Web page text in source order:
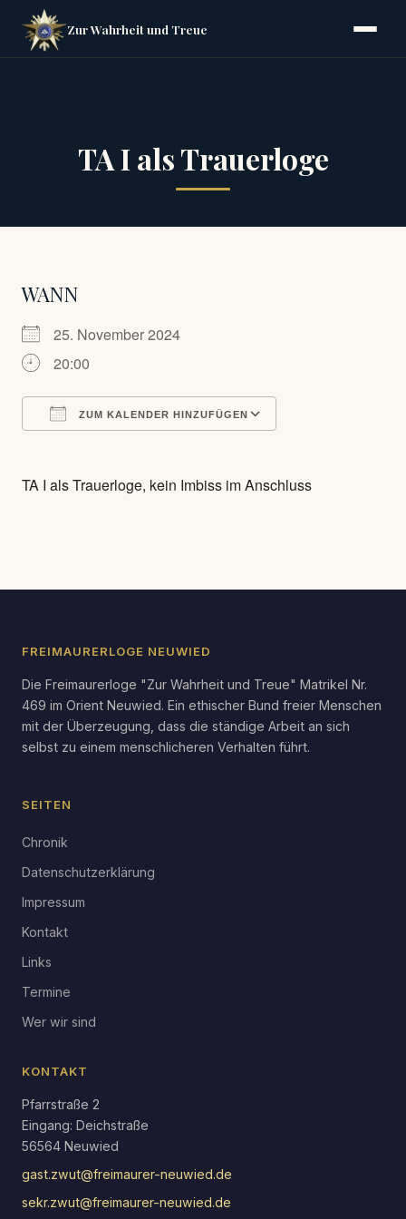
Zur Wahrheit und Treue
TA I als Trauerloge
WANN
25. November 2024
20:00
ZUM KALENDER HINZUFÜGEN
TA I als Trauerloge, kein Imbiss im Anschluss
FREIMAURERLOGE NEUWIED
Die Freimaurerloge "Zur Wahrheit und Treue" Matrikel Nr.
469 im Orient Neuwied. Ein ethischer Bund freier Menschen
mit der Überzeugung, dass die ständige Arbeit an sich
selbst zu einem menschlicheren Verhalten führt.
SEITEN
Chronik
Datenschutzerklärung
Impressum
Kontakt
Links
Termine
Wer wir sind
KONTAKT
Pfarrstraße 2
Eingang: Deichstraße
56564 Neuwied
gast.zwut@freimaurer-neuwied.de
sekr.zwut@freimaurer-neuwied.de